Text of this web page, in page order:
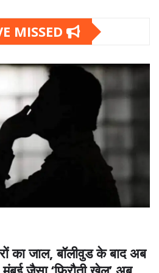
MISSED
का जाल, बॉलीवुड के बाद अब